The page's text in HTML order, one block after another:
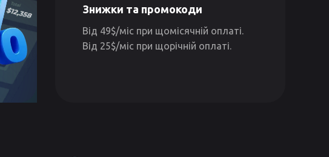
Знижки та промокоди
Від 49$/міс при щомісячній оплаті.
Від 25$/міс при щорічній оплаті.